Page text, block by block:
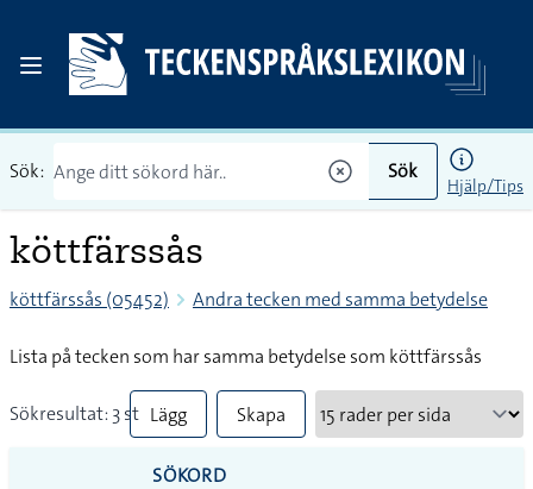
Sök: Sök
Hjälp/Tips
köttfärssås
köttfärssås (05452) Andra tecken med samma betydelse
Lista på tecken som har samma betydelse som köttfärssås
Sökresultat: 3 st Lägg
till
Skapa
SÖKORD